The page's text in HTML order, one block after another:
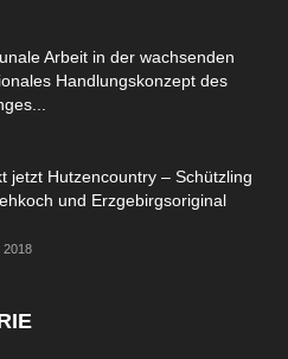
Arbeit in der wachsenden
Handlungskonzept des
jetzt Hutzencountry – Schützling
und Erzgebirgsoriginal
2018